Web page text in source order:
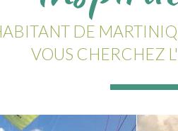
DE
VOUS CHERCHEZ